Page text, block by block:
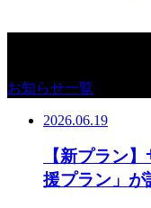
お知らせ一覧
2026.06.19
【新プラン
援プラン」が